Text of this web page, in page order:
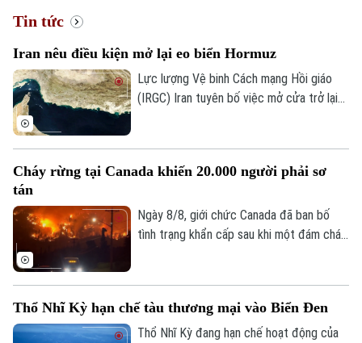
Tin tức
Iran nêu điều kiện mở lại eo biển Hormuz
Lực lượng Vệ binh Cách mạng Hồi giáo
(IRGC) Iran tuyên bố việc mở cửa trở lại
đến các cuộc đàm phán với Oman.
Cháy rừng tại Canada khiến 20.000 người phải sơ
tán
Ngày 8/8, giới chức Canada đã ban bố
tình trạng khẩn cấp sau khi một đám cháy
Thổ Nhĩ Kỳ hạn chế tàu thương mại vào Biển Đen
Thổ Nhĩ Kỳ đang hạn chế hoạt động của